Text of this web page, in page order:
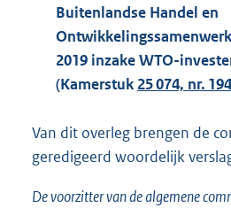
Buitenlandse Handel en
2019 inzake WTO-
(Kamerstuk 25 074, nr. 194
Van dit overleg brengen de
geredigeerd woordelijk
De voorzitter van de algemene